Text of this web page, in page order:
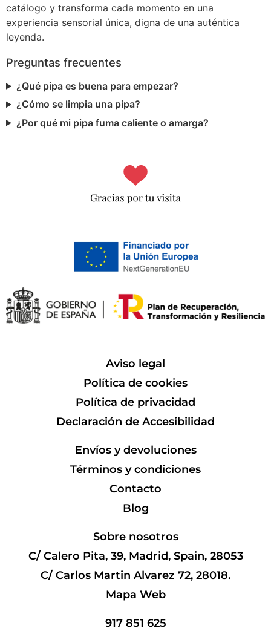
catálogo y transforma cada momento en una
experiencia sensorial única, digna de una auténtica
leyenda.
Preguntas frecuentes
¿Qué pipa es buena para empezar?
¿Cómo se limpia una pipa?
¿Por qué mi pipa fuma caliente o amarga?
Aviso legal
Política de cookies
Política de privacidad
Declaración de Accesibilidad
Envíos y devoluciones
Términos y condiciones
Contacto
Blog
Sobre nosotros
C/ Calero Pita, 39, Madrid, Spain, 28053
C/ Carlos Martin Alvarez 72, 28018.
Mapa Web
917 851 625